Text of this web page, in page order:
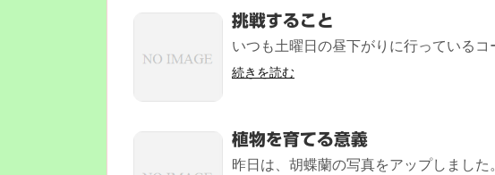
挑戦すること
いつも土曜日の昼下がりに行っている
続きを読む
植物を育てる意義
昨日は、胡蝶蘭の写真をアップしまし